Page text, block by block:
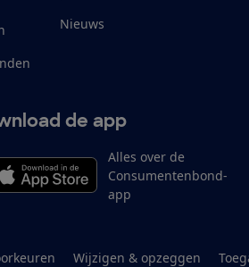
Nieuws
de app
Alles over de
Consumentenbond-
app
Wijzigen & opzeggen